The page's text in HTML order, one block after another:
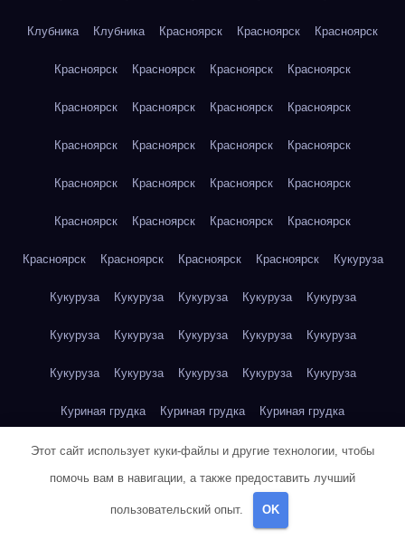
Клубника Клубника Красноярск Красноярск Красноярск
Красноярск Красноярск Красноярск Красноярск
Красноярск Красноярск Красноярск Красноярск
Красноярск Красноярск Красноярск Красноярск
Красноярск Красноярск Красноярск Красноярск
Красноярск Красноярск Красноярск Красноярск
Красноярск Красноярск Красноярск Красноярск Кукуруза
Кукуруза Кукуруза Кукуруза Кукуруза Кукуруза
Кукуруза Кукуруза Кукуруза Кукуруза Кукуруза
Кукуруза Кукуруза Кукуруза Кукуруза Кукуруза
Куриная грудка Куриная грудка Куриная грудка
Куриная грудка Куриная грудка Куриная грудка
Куриная грудка Куриная грудка
Куриное яйцо
Этот сайт использует куки-файлы и другие технологии, чтобы
помочь вам в навигации, а также предоставить лучший
пользовательский опыт. OK